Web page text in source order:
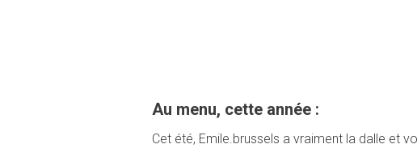
Au menu, cette année :
Cet été, Emile.brussels a vraiment la dalle et